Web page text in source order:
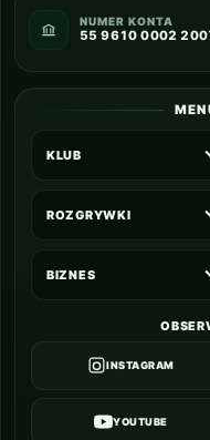
NUMER KONTA
55 9610 0002
KLUB
ROZGRYWKI
BIZNES
INSTAGRAM
YOUTUBE